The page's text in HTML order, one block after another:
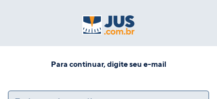
Para continuar, digite seu e-mail